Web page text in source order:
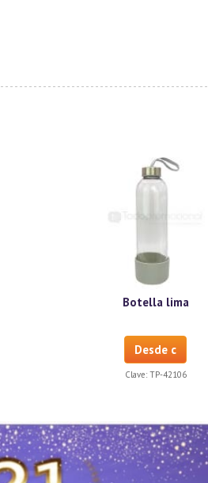
Botella lima
Desde c
Clave: TP-42106